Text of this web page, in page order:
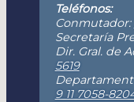
Teléfonos:
Conmutador:
Secretaría
Dir. Gral. de
5619
9 11 7058-